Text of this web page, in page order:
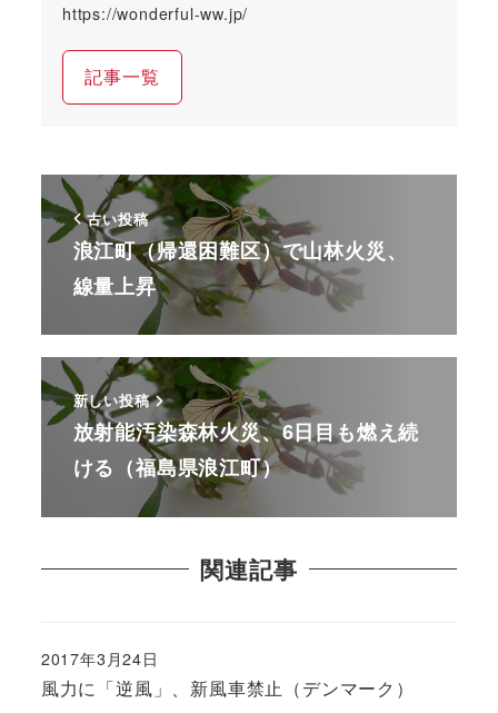
https://wonderful-ww.jp/
記事一覧
古い投稿
浪江町（帰還困難区）で山林火災、
線量上昇
新しい投稿
放射能汚染森林火災、6日目も燃え続
ける（福島県浪江町）
関連記事
風力に「逆風」、新風車禁止（デンマーク）
2017年3月24日